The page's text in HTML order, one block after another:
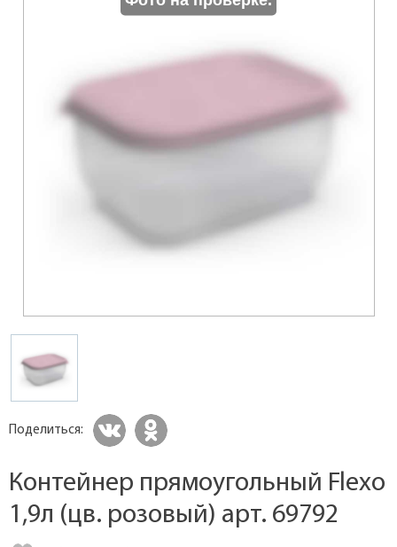
Поделиться:
Контейнер прямоугольный Flexo
1,9л (цв. розовый) арт. 69792